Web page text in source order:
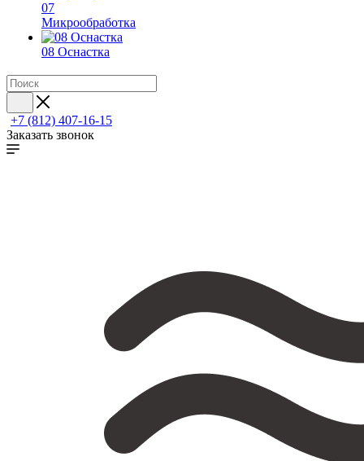
07
Микрообработка
08 Оснастка
+7 (812) 407-16-15
Заказать звонок